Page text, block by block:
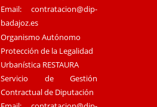
Email:contratacion@dip-
badajoz.es
Organismo Autónomo
Protección de la Legalidad
Urbanística RESTAURA
Servicio de Gestión
Contractual de Diputación